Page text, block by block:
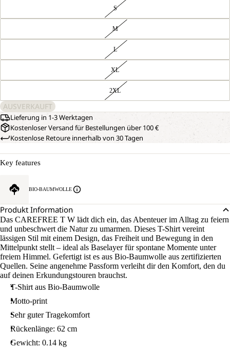
S
M
L
XL
2XL
AUSVERKAUFT
Lieferung in 1-3 Werktagen
Kostenloser Versand für Bestellungen über 100 €
Kostenlose Retoure innerhalb von 30 Tagen
Key features
BIO-BAUMWOLLE
Produkt Information
Das CAREFREE T W lädt dich ein, das Abenteuer im Alltag zu feiern
und unbeschwert die Natur zu umarmen. Dieses T-Shirt vereint
lässigen Stil mit einem Design, das Freiheit und Bewegung in den
Mittelpunkt stellt – ideal als Baselayer für spontane Momente unter
freiem Himmel. Gefertigt ist es aus Bio-Baumwolle aus zertifizierten
Quellen. Seine angenehme Passform verleiht dir den Komfort, den du
auf deinen Erkundungstouren brauchst.
T-Shirt aus Bio-Baumwolle
Motto-print
Sehr guter Tragekomfort
Rückenlänge: 62 cm
Gewicht: 0.14 kg